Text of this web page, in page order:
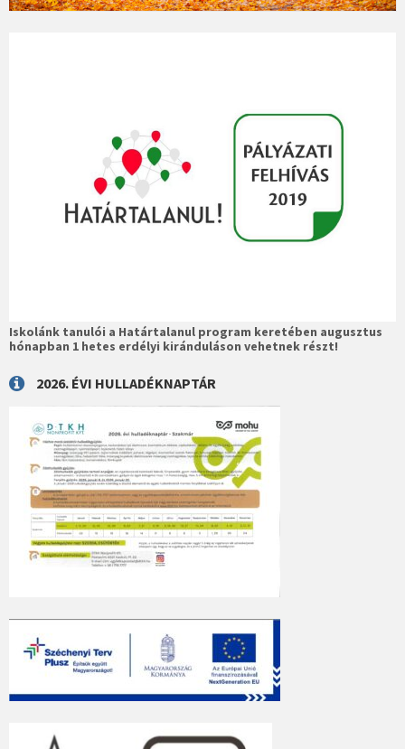
Iskolánk tanulói a Határtalanul program keretében augusztus
hónapban 1 hetes erdélyi kiránduláson vehetnek részt!
2026. ÉVI HULLADÉKNAPTÁR